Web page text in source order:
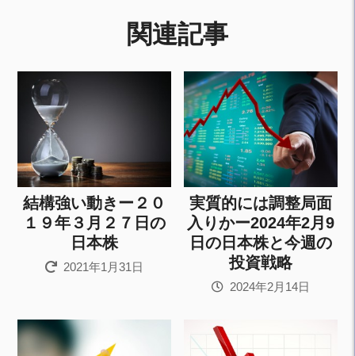
関連記事
結構強い動きー２０
１９年３月２７日の
日本株
2021年1月31日
実質的には調整局面
入りかー2024年2月9
日の日本株と今週の
投資戦略
2024年2月14日